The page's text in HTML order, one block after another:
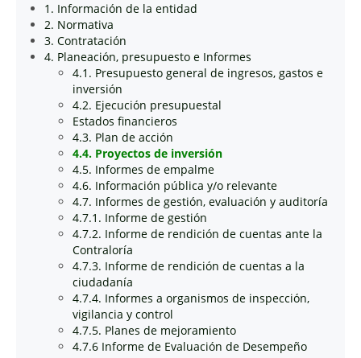
1. Información de la entidad
2. Normativa
3. Contratación
4. Planeación, presupuesto e Informes
4.1. Presupuesto general de ingresos, gastos e
inversión
4.2. Ejecución presupuestal
Estados financieros
4.3. Plan de acción
4.4. Proyectos de inversión
4.5. Informes de empalme
4.6. Información pública y/o relevante
4.7. Informes de gestión, evaluación y auditoría
4.7.1. Informe de gestión
4.7.2. Informe de rendición de cuentas ante la
Contraloría
4.7.3. Informe de rendición de cuentas a la
ciudadanía
4.7.4. Informes a organismos de inspección,
vigilancia y control
4.7.5. Planes de mejoramiento
4.7.6 Informe de Evaluación de Desempeño